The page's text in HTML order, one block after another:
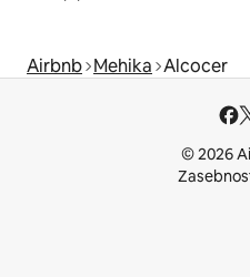
Airbnb Mehika Alcocer
© 2026